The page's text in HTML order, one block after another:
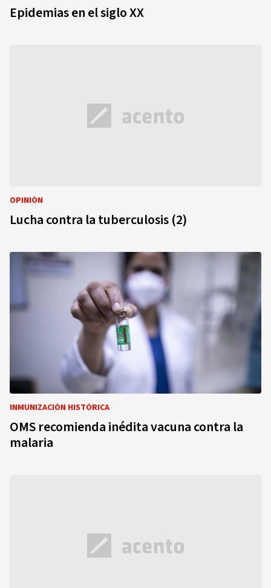
Epidemias en el siglo XX
OPINIÓN
Lucha contra la tuberculosis (2)
INMUNIZACIÓN HISTÓRICA
OMS recomienda inédita vacuna contra la
malaria